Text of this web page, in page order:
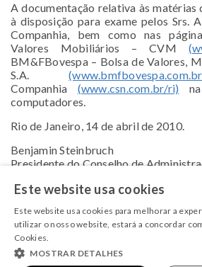
A documentação relativa às matérias
à disposição para exame pelos Srs.
Companhia, bem como nas
Valores Mobiliários – CVM
BM&FBovespa – Bolsa de Valores,
S.A.
Companhia (www.csn.com.br/ri)
computadores.
Rio de Janeiro, 14 de abril de 2010.
Benjamin Steinbruch
Presidente do Conselho de
Para acessar o arquivo em PDF,
Este website usa cookies
Este website usa cookies para melhorar a
utilizar o nosso website, estará a concordar
Cookies.
MOSTRAR DETALHES